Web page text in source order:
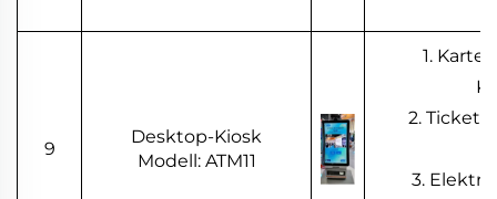
9
Desktop-Kiosk
Modell: ATM11
1.
2.
3.